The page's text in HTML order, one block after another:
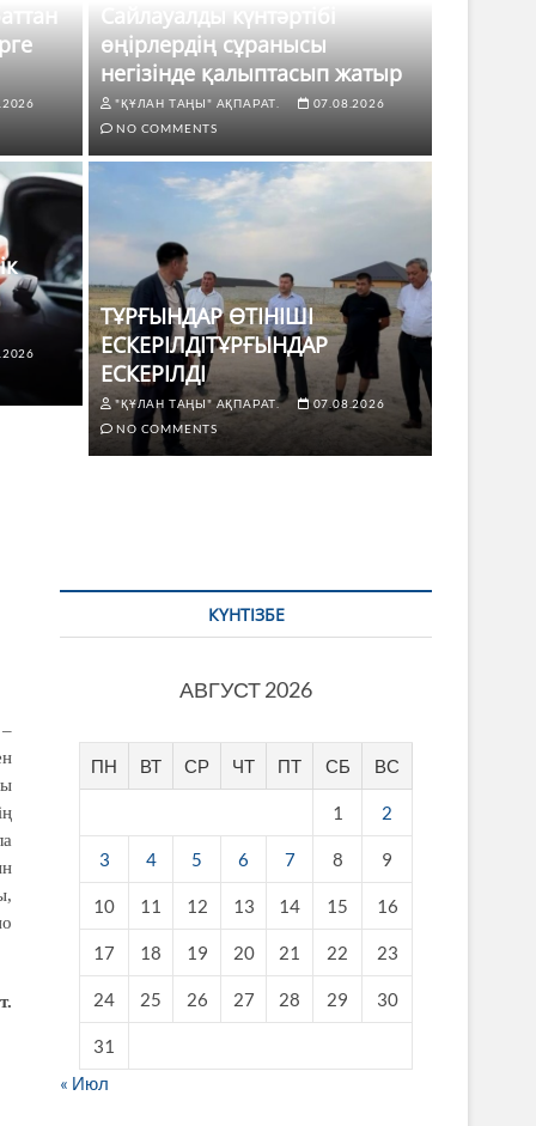
жүргізушілері үшін не
NO COMMENTS
Сайлауалды күнтәртібі
өңірлердің сұранысы
негізінде қалыптасып жатыр
"ҚҰЛАН ТАҢЫ" АҚПАРАТ.
07.08.2026
NO COMMENTS
ТҰРҒЫНДАР ӨТІНІШІ
ЕСКЕРІЛДІТҰРҒЫНДАР
ЕСКЕРІЛДІ
"ҚҰЛАН ТАҢЫ" АҚПАРАТ.
07.08.2026
NO COMMENTS
КҮНТІЗБЕ
АВГУСТ 2026
ПН ВТ СР ЧТ ПТ СБ ВС
1 2
3 4 5 6 7 8 9
10 11 12 13 14 15 16
17 18 19 20 21 22 23
24 25 26 27 28 29 30
31
« Июл